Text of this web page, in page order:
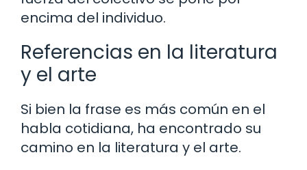
encima del individuo.
Referencias en la literatura
y el arte
Si bien la frase es más común en el
habla cotidiana, ha encontrado su
camino en la literatura y el arte.